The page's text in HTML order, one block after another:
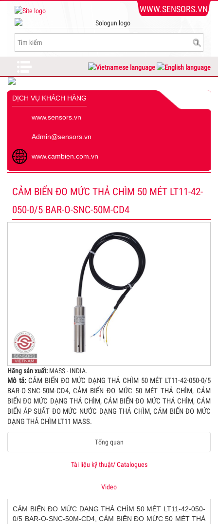
WWW.SENSORS.VN
DỊCH VỤ KHÁCH HÀNG
www.sensors.vn
Admin@sensors.vn
www.cambien.com.vn
CẢM BIẾN ĐO MỨC THẢ CHÌM 50 MÉT LT11-42-
050-0/5 BAR-O-SNC-50M-CD4
Hãng sản xuất: MASS - INDIA.
Mô tả:CẢM BIẾN ĐO MỨC DẠNG THẢ CHÌM 50 MÉT LT11-42-050-0/5
BAR-O-SNC-50M-CD4, CẢM BIẾN ĐO MỨC 50 MÉT THẢ CHÌM, CẢM
BIẾN ĐO MỨC DẠNG THẢ CHÌM, CẢM BIẾN ĐO MỨC THẢ CHÌM, CẢM
BIẾN ÁP SUẤT ĐO MỨC NƯỚC DẠNG THẢ CHÌM, CẢM BIẾN ĐO MỨC
DẠNG THẢ CHÌM LT11 MASS.
Tổng quan
Tài liệu kỹ thuật/ Catalogues
Video
CẢM BIẾN ĐO MỨC DẠNG THẢ CHÌM 50 MÉT LT11-42-050-
0/5 BAR-O-SNC-50M-CD4, CẢM BIẾN ĐO MỨC 50 MÉT THẢ